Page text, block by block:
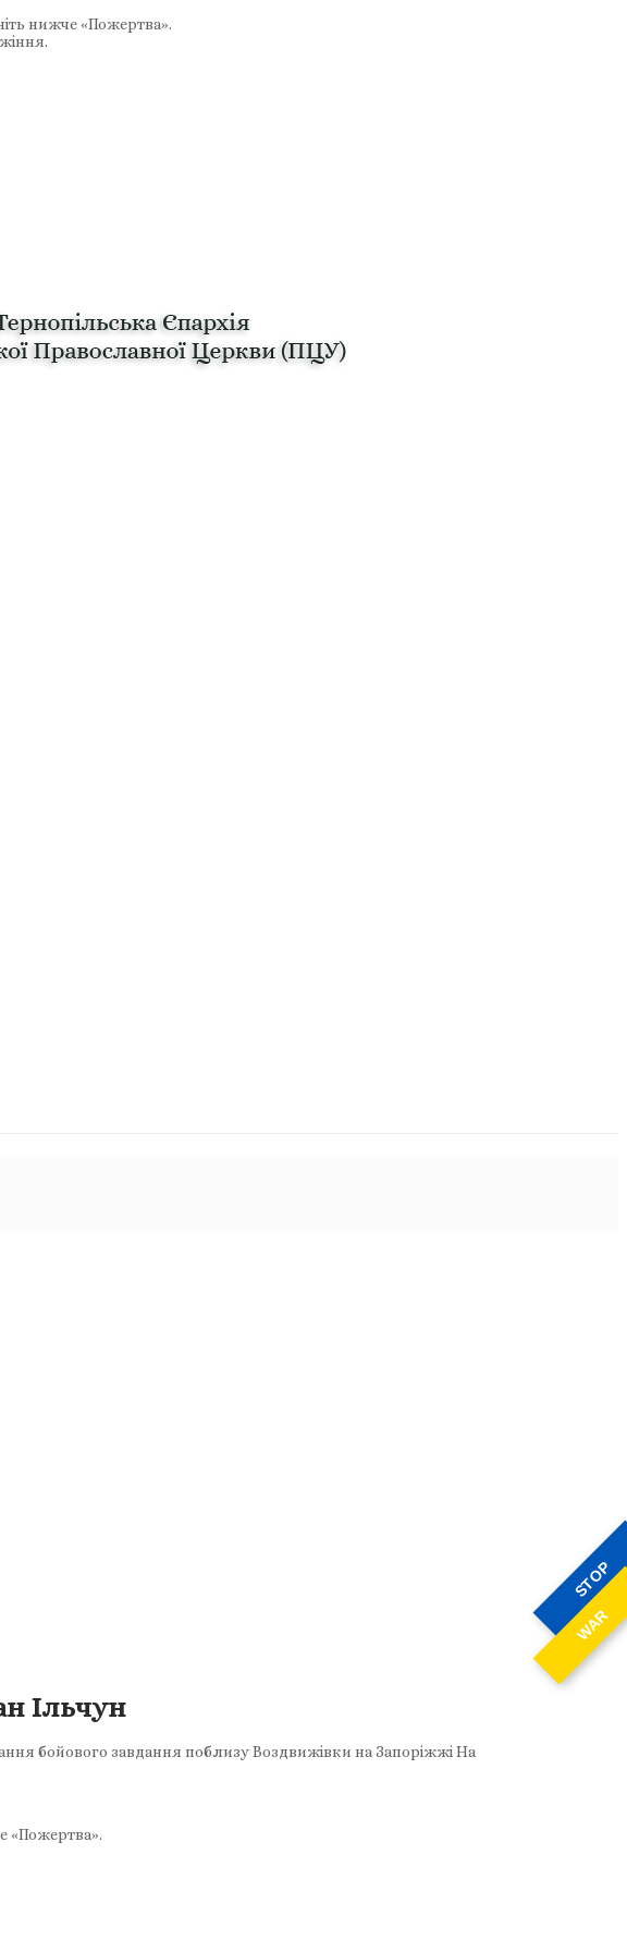
STOP
WAR
нижче «Пожертва».
Ільчун
бойового завдання поблизу Воздвижівки на Запоріжжі На
«Пожертва».